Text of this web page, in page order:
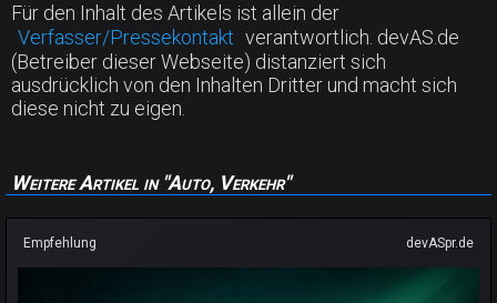
Für den Inhalt des Artikels ist allein der
Verfasser/Pressekontakt verantwortlich. devAS.de
(Betreiber dieser Webseite) distanziert sich
ausdrücklich von den Inhalten Dritter und macht sich
diese nicht zu eigen.
Weitere Artikel in "Auto, Verkehr"
Empfehlung devASpr.de